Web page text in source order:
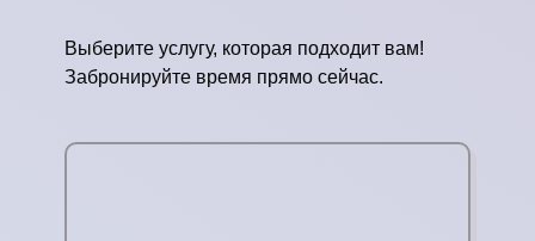
Выберите услугу, которая подходит вам!
Забронируйте время прямо сейчас.